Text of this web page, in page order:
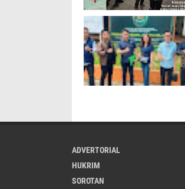
ADVERTORIAL
HUKRIM
SOROTAN